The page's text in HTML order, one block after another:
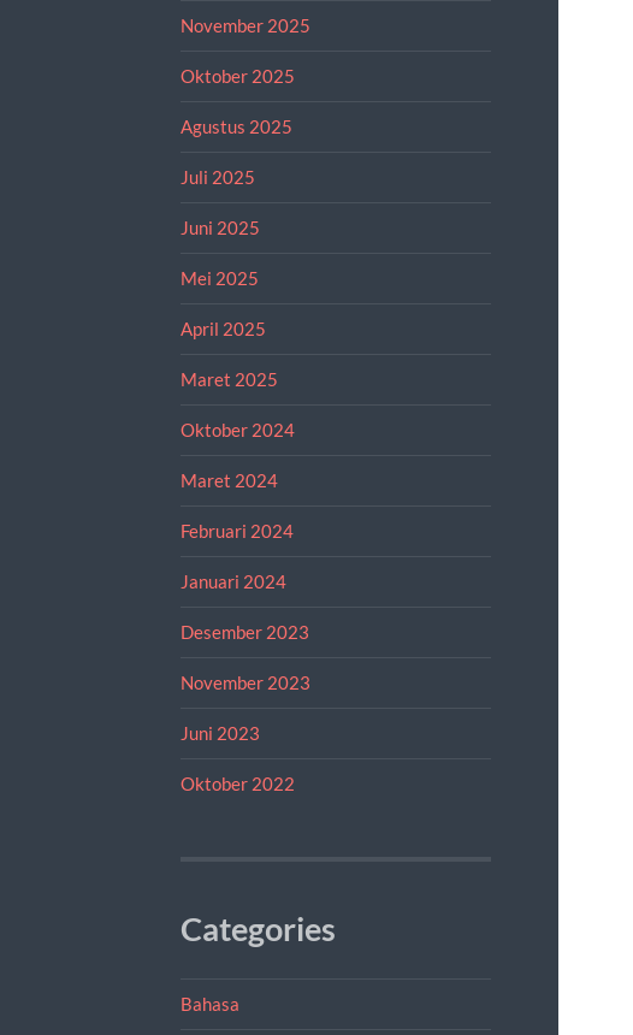
November 2025
Oktober 2025
Agustus 2025
Juli 2025
Juni 2025
Mei 2025
April 2025
Maret 2025
Oktober 2024
Maret 2024
Februari 2024
Januari 2024
Desember 2023
November 2023
Juni 2023
Oktober 2022
Categories
Bahasa